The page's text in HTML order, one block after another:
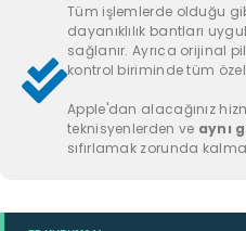
Tüm işlemlerde olduğu
dayanıklılık bantları
sağlanır. Ayrıca orijinal
kontrol biriminde tüm
Apple'dan alacağınız
teknisyenlerden ve aynı
sıfırlamak zorunda